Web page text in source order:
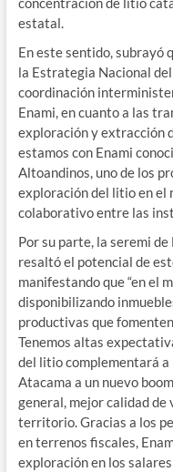
estatal.
En este sentido, subrayó
la Estrategia Nacional
coordinación
Enami, en cuanto a las
exploración y extracción
estamos con Enami
Altoandinos, uno de los
exploración del litio en el
colaborativo entre las
Por su parte, la seremi
resaltó el potencial de
manifestando que “en el
disponibilizando
productivas que
Tenemos altas
del litio complementará
Atacama a un nuevo
general, mejor calidad de
territorio. Gracias a los
en terrenos fiscales,
exploración en los